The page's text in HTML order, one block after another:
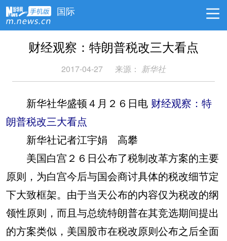
国际
财经观察：特朗普税改三大看点
2017-04-27 来源： 新华社
新华社华盛顿４月２６日电 财经观察：特
朗普税改三大看点
新华社记者江宇娟 高攀
美国白宫２６日公布了税制改革方案的主要
原则，为白宫今后与国会商讨具体的税改细节定
下大致框架。由于当天公布的内容仅为税改的纲
领性原则，而且与总统特朗普在其竞选期间提出
的方案类似，美国股市在税改原则公布之后全面